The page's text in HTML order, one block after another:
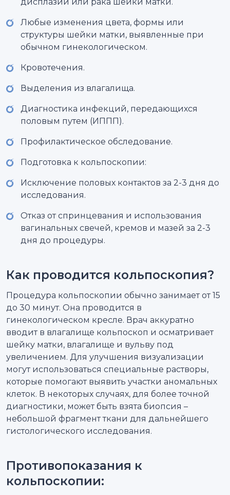
Любые изменения цвета, формы или
структуры шейки матки, выявленные при
обычном гинекологическом.
Кровотечения.
Выделения из влагалища.
Диагностика инфекций, передающихся
половым путем (ИППП).
Профилактическое обследование.
Подготовка к кольпоскопии:
Исключение половых контактов за 2-3 дня до
исследования.
Отказ от спринцевания и использования
вагинальных свечей, кремов и мазей за 2-3
дня до процедуры.
Как проводится кольпоскопия?
Процедура кольпоскопии обычно занимает от 15
до 30 минут. Она проводится в
гинекологическом кресле. Врач аккуратно
вводит в влагалище кольпоскоп и осматривает
шейку матки, влагалище и вульву под
увеличением. Для улучшения визуализации
могут использоваться специальные растворы,
которые помогают выявить участки аномальных
клеток. В некоторых случаях, для более точной
диагностики, может быть взята биопсия –
небольшой фрагмент ткани для дальнейшего
гистологического исследования.
Противопоказания к
кольпоскопии: